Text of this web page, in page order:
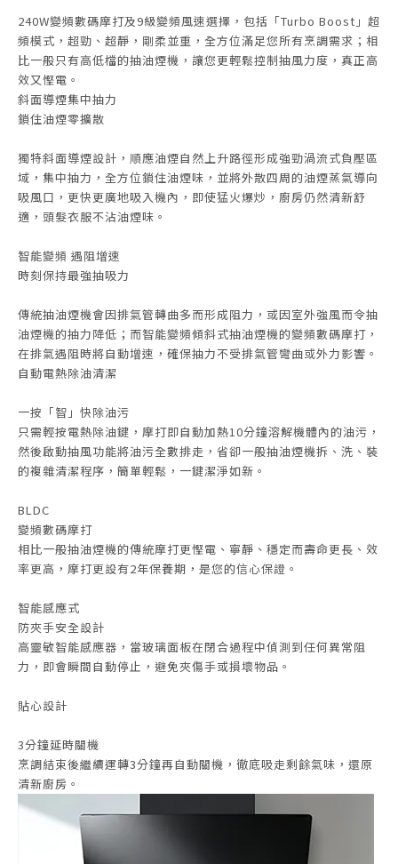
240W變頻數碼摩打及9級變頻風速選擇，包括「Turbo Boost」超
頻模式，超勁、超靜，剛柔並重，全方位滿足您所有烹調需求；相
比一般只有高低檔的抽油煙機，讓您更輕鬆控制抽風力度，真正高
效又慳電。
斜面導煙集中抽力
鎖住油煙零擴散
獨特斜面導煙設計，順應油煙自然上升路徑形成強勁渦流式負壓區
域，集中抽力，全方位鎖住油煙味，並將外散四周的油煙蒸氣導向
吸風口，更快更廣地吸入機內，即使猛火爆炒，廚房仍然清新舒
適，頭髮衣服不沾油煙味。
智能變頻 遇阻增速
時刻保持最強抽吸力
傳統抽油煙機會因排氣管轉曲多而形成阻力，或因室外強風而令抽
油煙機的抽力降低；而智能變頻傾斜式抽油煙機的變頻數碼摩打，
在排氣遇阻時將自動增速，確保抽力不受排氣管彎曲或外力影響。
自動電熱除油清潔
一按「智」快除油污
只需輕按電熱除油鍵，摩打即自動加熱10分鐘溶解機體內的油污，
然後啟動抽風功能將油污全數排走，省卻一般抽油煙機拆、洗、裝
的複雜清潔程序，簡單輕鬆，一鍵潔淨如新。
BLDC
變頻數碼摩打
相比一般抽油煙機的傳統摩打更慳電、寧靜、穩定而壽命更長、效
率更高，摩打更設有2年保養期，是您的信心保證。
智能感應式
防夾手安全設計
高靈敏智能感應器，當玻璃面板在閉合過程中偵測到任何異常阻
力，即會瞬間自動停止，避免夾傷手或損壞物品。
貼心設計
3分鐘延時關機
烹調結束後繼續運轉3分鐘再自動關機，徹底吸走剩餘氣味，還原
清新廚房。